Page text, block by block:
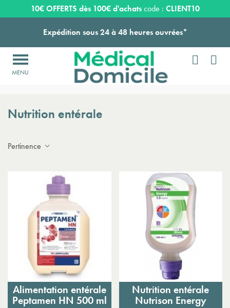
Nutrition médicale > Nutrition entérale
Nutrition entérale
Pertinence
Alimentation entérale
Peptamen HN 500 ml
Nutrition entérale
Nutrison Energy
10€ OFFERTS dès 100€ d'achatscode : CLIENT10
Expédition sous 24 à 48 heures ouvrées*
Livraison OFFERTE dès 159€ d'achats !
Expédition sous 24 à 48 heures ouvrées*

